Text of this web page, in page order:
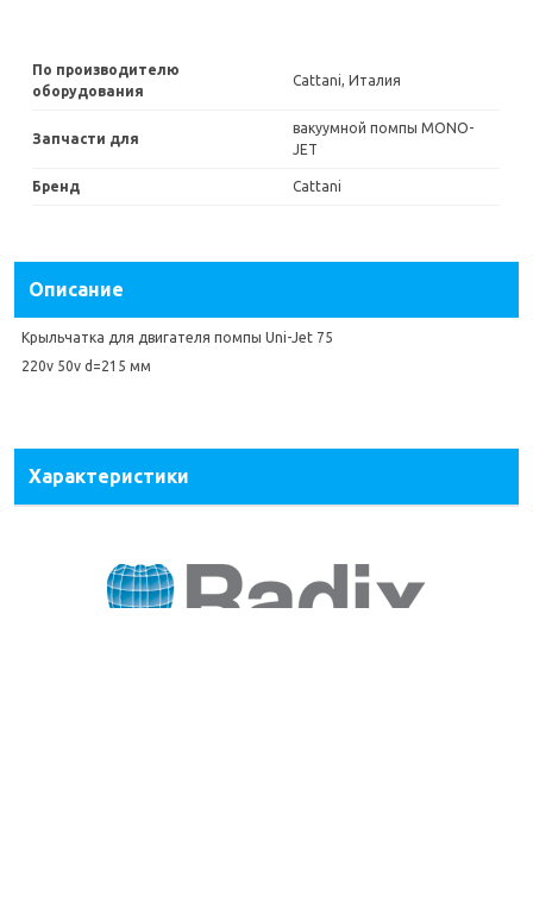
По производителю
оборудования
Cattani, Италия
Запчасти для
вакуумной помпы MONO-
JET
Бренд Cattani
Описание
Крыльчатка для двигателя помпы Uni-Jet 75
220v 50v d=215 мм
Характеристики